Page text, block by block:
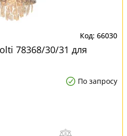
66030
78368/30/31 для
По запросу